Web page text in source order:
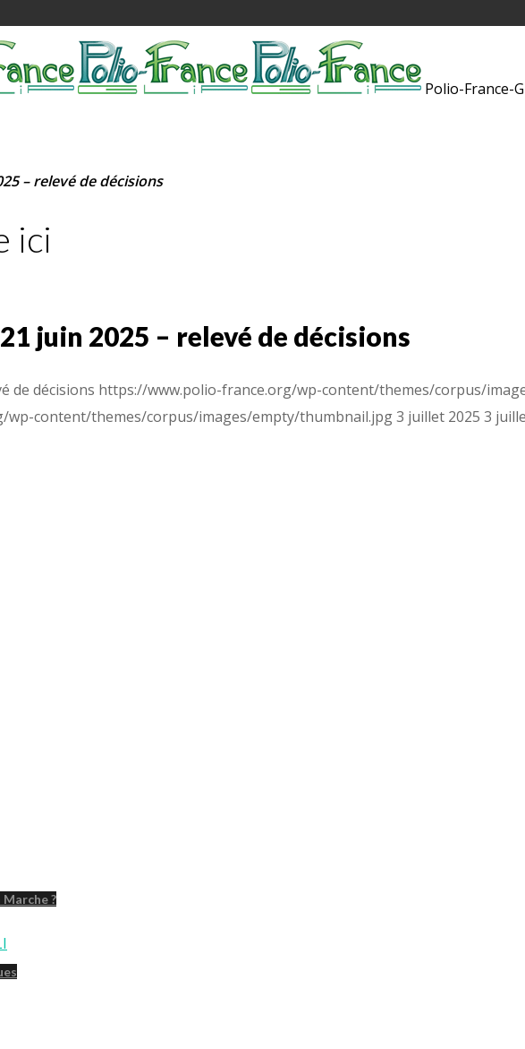
Polio-France-
?
– relevé de décisions
ici
juin 2025 – relevé de décisions
de décisions https://www.polio-france.org/wp-content/themes/corpus/
wp-content/themes/corpus/images/empty/thumbnail.jpg3 juillet 2025 3